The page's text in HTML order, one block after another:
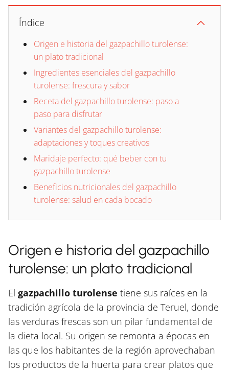
Índice
Origen e historia del gazpachillo turolense:
un plato tradicional
Ingredientes esenciales del gazpachillo
turolense: frescura y sabor
Receta del gazpachillo turolense: paso a
paso para disfrutar
Variantes del gazpachillo turolense:
adaptaciones y toques creativos
Maridaje perfecto: qué beber con tu
gazpachillo turolense
Beneficios nutricionales del gazpachillo
turolense: salud en cada bocado
Origen e historia del gazpachillo
turolense: un plato tradicional
El gazpachillo turolense tiene sus raíces en la
tradición agrícola de la provincia de Teruel, donde
las verduras frescas son un pilar fundamental de
la dieta local. Su origen se remonta a épocas en
las que los habitantes de la región aprovechaban
los productos de la huerta para crear platos que